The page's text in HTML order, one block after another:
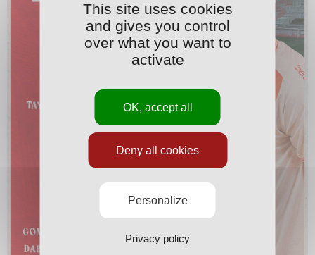
This site uses cookies
and gives you control
over what you want to
activate
OK, accept all
Deny all cookies
Personalize
Privacy policy